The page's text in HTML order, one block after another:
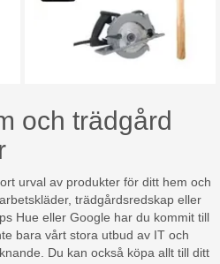
och trädgård
urval av produkter för ditt hem och
trädgårdsredskap eller
Hue eller Google har du kommit till
bara vårt stora utbud av IT och
Du kan också köpa allt till ditt